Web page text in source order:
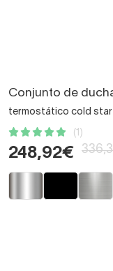
Conjunto de
termostático cold
(1)
248,92€